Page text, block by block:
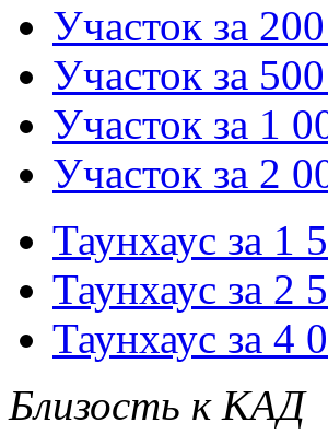
Участок за
Участок за
Участок за 1
Участок за 2
Таунхаус за 1
Таунхаус за 2
Таунхаус за 4
Близость к КАД